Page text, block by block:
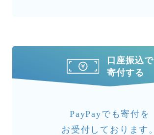
口座振込で
寄付する
PayPayでも寄付を
お受付しております。